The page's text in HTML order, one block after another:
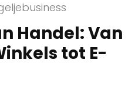
Handel: Van
tot E-